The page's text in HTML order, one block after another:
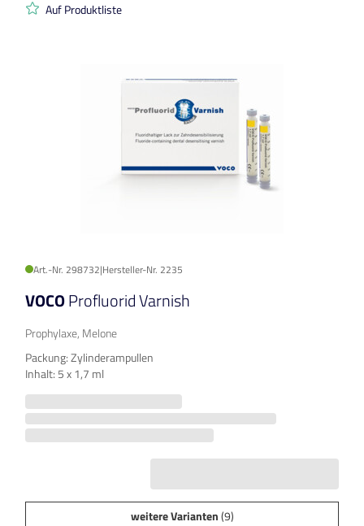
Auf Produktliste
Art.-Nr. 298732|Hersteller-Nr. 2235
VOCOProfluorid Varnish
Prophylaxe, Melone
Packung: Zylinderampullen
Inhalt: 5 x 1,7 ml
weitere Varianten(9)